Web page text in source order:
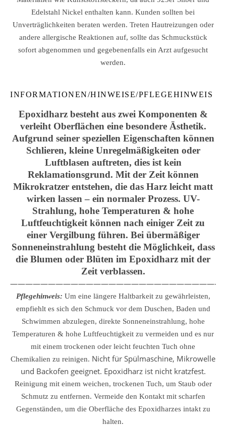
Edelstahl Nickel enthalten kann. Kunden sollten bei
Unverträglichkeiten beraten werden. Treten Hautreizungen oder
andere allergische Reaktionen auf, sollte das Schmuckstück
sofort abgenommen und gegebenenfalls ein Arzt aufgesucht
werden.
INFORMATIONEN/HINWEISE/PFLEGEHINWEIS
Epoxidharz besteht aus zwei Komponenten &
verleiht Oberflächen eine besondere Ästhetik.
Aufgrund seiner speziellen Eigenschaften können
Schlieren, kleine Unregelmäßigkeiten oder
Luftblasen auftreten, dies ist kein
Reklamationsgrund. Mit der Zeit können
Mikrokratzer entstehen, die das Harz leicht matt
wirken lassen – ein normaler Prozess. UV-
Strahlung, hohe Temperaturen & hohe
Luftfeuchtigkeit können nach einiger Zeit zu
einer Vergilbung führen. Bei übermäßiger
Sonneneinstrahlung besteht die Möglichkeit, dass
die Blumen oder Blüten im Epoxidharz mit der
Zeit verblassen.
Pflegehinweis: Um eine längere Haltbarkeit zu gewährleisten,
empfiehlt es sich den Schmuck vor dem Duschen, Baden und
Schwimmen abzulegen, direkte Sonneneinstrahlung, hohe
Temperaturen & hohe Luftfeuchtigkeit zu vermeiden und es nur
mit einem trockenen oder leicht feuchten Tuch ohne
Chemikalien zu reinigen. Nicht für Spülmaschine, Mikrowelle
und Backofen geeignet. Epoxidharz ist nicht kratzfest.
Reinigung mit einem weichen, trockenen Tuch, um Staub oder
Schmutz zu entfernen. Vermeide den Kontakt mit scharfen
Gegenständen, um die Oberfläche des Epoxidharzes intakt zu
halten.